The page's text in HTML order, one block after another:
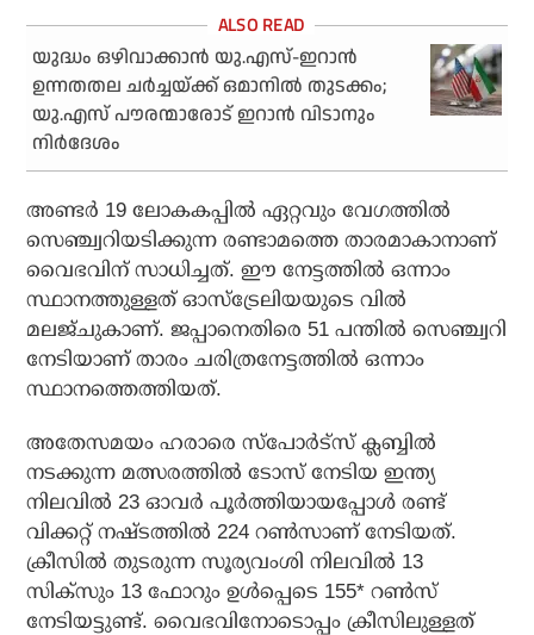
യുദ്ധം ഒഴിവാക്കാന്‍ യു.എസ്-ഇറാന്‍
ഉന്നതതല ചര്‍ച്ചയ്ക്ക് ഒമാനില്‍ തുടക്കം;
യു.എസ് പൗരന്മാരോട് ഇറാന്‍ വിടാനും
നിര്‍ദേശം
അണ്ടര്‍ 19 ലോകകപ്പില്‍ ഏറ്റവും വേഗത്തില്‍
സെഞ്ച്വറിയടിക്കുന്ന രണ്ടാമത്തെ താരമാകാനാണ്
വൈഭവിന് സാധിച്ചത്. ഈ നേട്ടത്തില്‍ ഒന്നാം
സ്ഥാനത്തുള്ളത് ഓസ്‌ട്രേലിയയുടെ വില്‍
മലജ്ചുകാണ്. ജപ്പാനെതിരെ 51 പന്തില്‍ സെഞ്ച്വറി
നേടിയാണ് താരം ചരിത്രനേട്ടത്തില്‍ ഒന്നാം
സ്ഥാനത്തെത്തിയത്.
അതേസമയം ഹരാരെ സ്‌പോര്‍ട്‌സ് ക്ലബ്ബില്‍
നടക്കുന്ന മത്സരത്തില്‍ ടോസ് നേടിയ ഇന്ത്യ
നിലവില്‍ 23 ഓവര്‍ പൂര്‍ത്തിയായപ്പോള്‍ രണ്ട്
വിക്കറ്റ് നഷ്ടത്തില്‍ 224 റണ്‍സാണ് നേടിയത്.
ക്രീസില്‍ തുടരുന്ന സൂര്യവംശി നിലവില്‍ 13
സിക്‌സും 13 ഫോറും ഉള്‍പ്പെടെ 155* റണ്‍സ്
നേടിയട്ടുണ്ട്. വൈഭവിനോടൊപ്പം ക്രീസിലുള്ളത്